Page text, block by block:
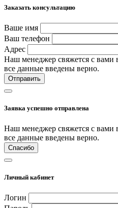
Заказать консультацию
Ваше имя
Ваш телефон
Адрес
Наш менеджер свяжется с вами
все данные введены верно.
Отправить
Заявка успешно отправлена
Наш менеджер свяжется с вами
все данные введены верно.
Спасибо
Личный кабинет
Логин